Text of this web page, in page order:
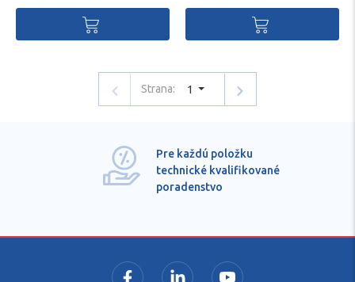
Strana: 1
Pre každú položku
technické kvalifikované
poradenstvo